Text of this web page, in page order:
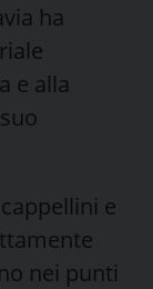
ha
e alla
e
nei punti